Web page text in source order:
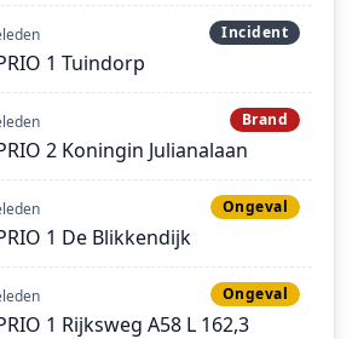
Incident
1 Tuindorp
Brand
2 Koningin Julianalaan
Ongeval
1 De Blikkendijk
Ongeval
1 Rijksweg A58 L 162,3